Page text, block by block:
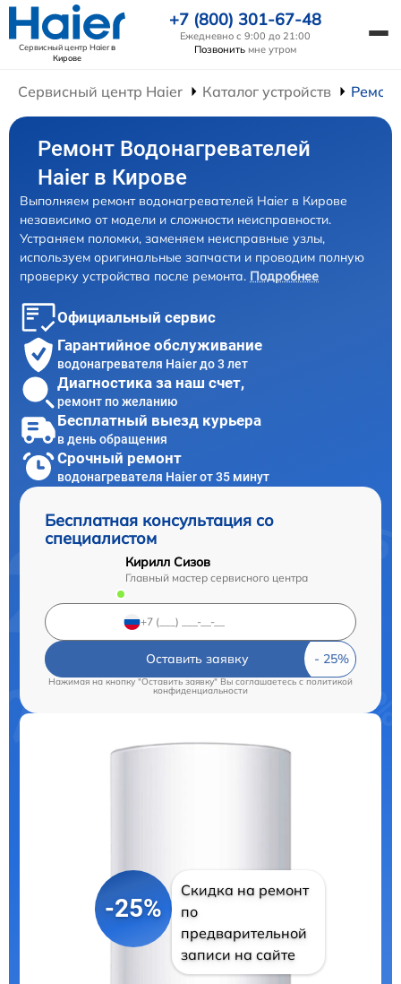
Сервисный центр Haierв
Кирове
+7 (800) 301-67-48
Ежедневно с 9:00 до 21:00
Позвонить мне утром
Сервисный центр Haier Каталог устройств
Ремонт Водонагревателей
Haier в Кирове
Выполняем ремонт водонагревателей Haier в Кирове
независимо от модели и сложности неисправности.
Устраняем поломки, заменяем неисправные узлы,
используем оригинальные запчасти и проводим полную
проверку устройства после ремонта. Подробнее
Официальный сервис
Гарантийное обслуживание
водонагревателя Haier до 3 лет
Диагностика за наш счет,
ремонт по желанию
Бесплатный выезд курьера
в день обращения
Срочный ремонт
водонагревателя Haier от 35 минут
Бесплатная консультация со
специалистом
Кирилл Сизов
Главный мастер сервисного центра
Оставить заявку
Нажимая на кнопку "Оставить заявку" Вы соглашаетесь cполитикой
конфиденциальности
-25%
Скидка на ремонт
по
предварительной
записи на сайте